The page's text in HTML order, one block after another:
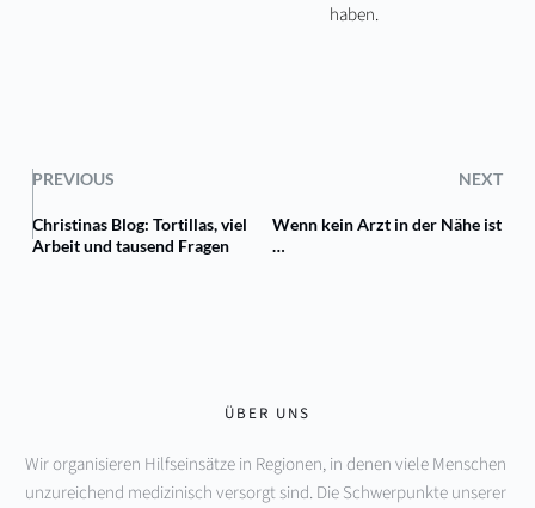
haben.
PREVIOUS NEXT
Christinas Blog: Tortillas, viel
Arbeit und tausend Fragen
Wenn kein Arzt in der Nähe ist
…
ÜBER UNS
Wir organisieren Hilfseinsätze in Regionen, in denen viele Menschen
unzureichend medizinisch versorgt sind. Die Schwerpunkte unserer